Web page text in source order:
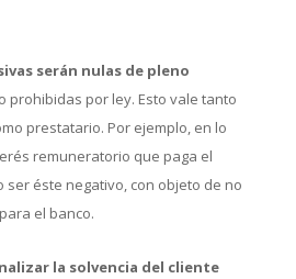
serán nulas de pleno
prohibidas por ley. Esto vale tanto
prestatario. Por ejemplo, en lo
remuneratorio que paga el
ser éste negativo, con objeto de no
el banco.
la solvencia del cliente